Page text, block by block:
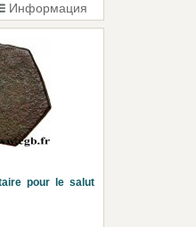
Информация
pour le salut